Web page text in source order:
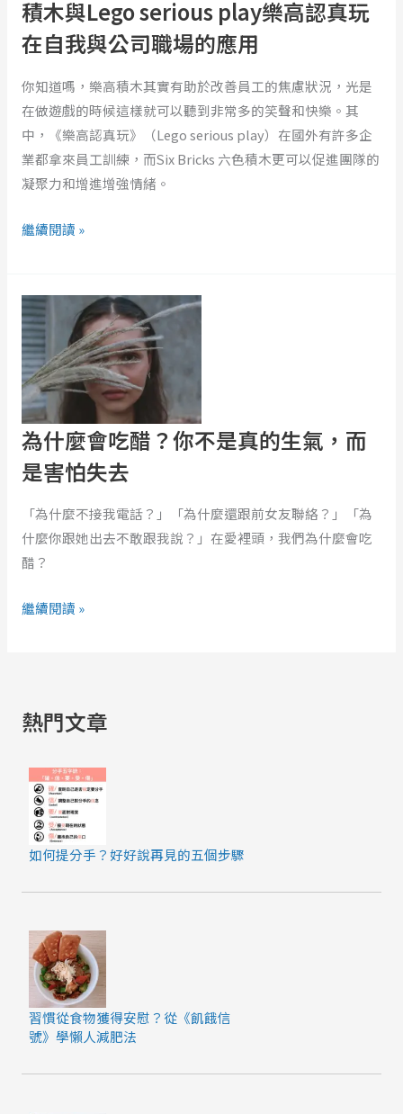
積木與Lego serious play樂高認真玩
在自我與公司職場的應用
你知道嗎，樂高積木其實有助於改善員工的焦慮狀況，光是
在做遊戲的時候這樣就可以聽到非常多的笑聲和快樂。其
中，《樂高認真玩》（Lego serious play）在國外有許多企
業都拿來員工訓練，而Six Bricks 六色積木更可以促進團隊的
凝聚力和增進增強情緒。
積
木
與
Lego
serious
play
樂
高
真
自
我
與
公
司
職
場
的
用
繼續閱讀 »
為什麼會吃醋？你不是真的生氣，而
是害怕失去
「為什麼不接我電話？」「為什麼還跟前女友聯絡？」「為
什麼你跟她出去不敢跟我說？」在愛裡頭，我們為什麼會吃
醋？
什
麼
會
吃
醋？
你
不
是
真
的
生
而
去
繼續閱讀 »
熱門文章
如何提分手？好好說再見的五個步驟
習慣從食物獲得安慰？從《飢餓信
號》學懶人減肥法